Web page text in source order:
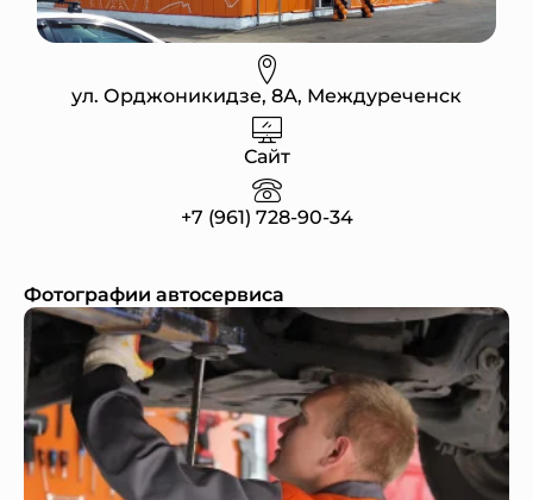
ул. Орджоникидзе, 8А, Междуреченск
Сайт
+7 (961) 728-90-34
Фотографии автосервиса